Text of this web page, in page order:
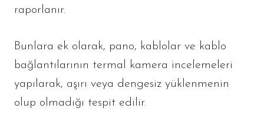
raporlanır.
Bunlara ek olarak, pano, kablolar ve kablo
bağlantılarının termal kamera incelemeleri
yapılarak, aşırı veya dengesiz yüklenmenin
olup olmadığı tespit edilir.